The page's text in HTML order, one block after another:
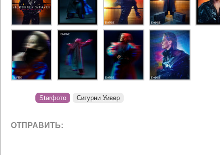
Starфото Сигурни Уивер
ОТПРАВИТЬ: